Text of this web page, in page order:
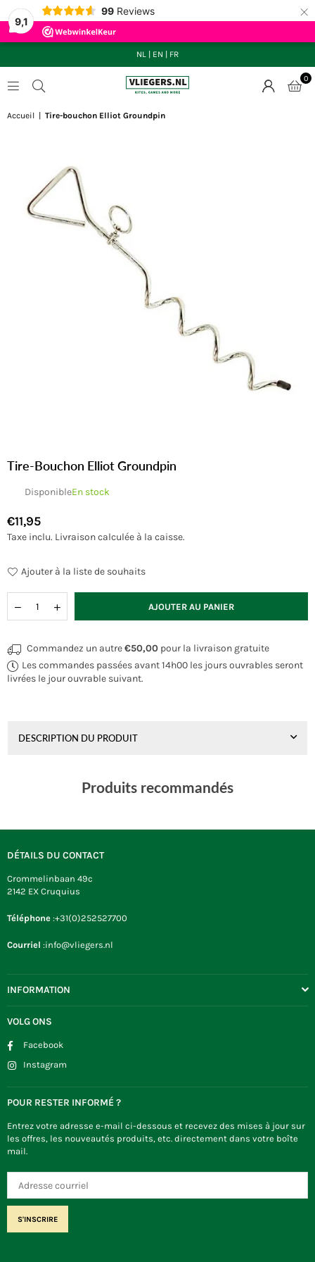
9,1
99 Reviews ×
NL EN FR
0
Accueil Tire-bouchon Elliot Groundpin
Tire-Bouchon Elliot Groundpin
DisponibleEn stock
Prix
régulier
€11,95
Taxe inclu. Livraisoncalculée à la caisse.
Ajouter à la liste de souhaits
AJOUTER AU PANIER
Commandez un autre€50,00 pour la livraison gratuite
Les commandes passées avant 14h00 les jours ouvrables seront
livrées le jour ouvrable suivant.
DESCRIPTION DU PRODUIT
Produits recommandés
DÉTAILS DU CONTACT
Crommelinbaan 49c
2142 EX Cruquius
Téléphone :+31(0)252527700
Courriel :info@vliegers.nl
INFORMATION
VOLG ONS
Facebook
Instagram
POUR RESTER INFORMÉ ?
Entrez votre adresse e-mail ci-dessous et recevez des mises à jour sur
les offres, les nouveautés produits, etc. directement dans votre boîte
mail.
S'INSCRIRE